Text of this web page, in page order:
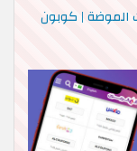
الموضة | كوبون